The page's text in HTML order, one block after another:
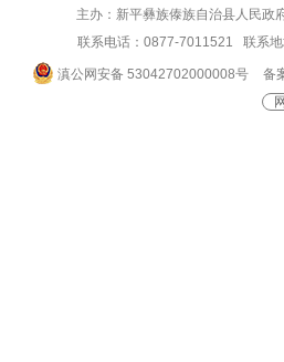
主办：新平彝族傣族自治县人民
联系电话：0877-7011521 联系
滇公网安备 53042702000008号
备